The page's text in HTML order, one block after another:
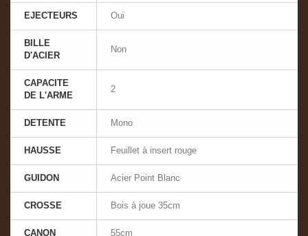
EJECTEURS Oui
BILLE
D'ACIER
Non
CAPACITE
DE L'ARME
2
DETENTE Mono
HAUSSE Feuillet à insert rouge
GUIDON Acier Point Blanc
CROSSE Bois à joue 35cm
CANON 55cm